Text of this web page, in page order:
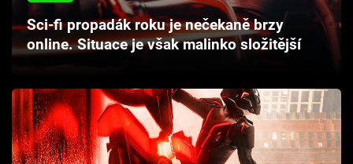
Pořady
TV Program
Sledujte prima+
Přihlášení
Sci-fi propadák roku je nečekaně brzy
online. Situace je však malinko složitější